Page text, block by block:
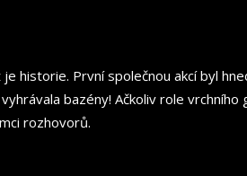
První společnou akcí byl
bazény! Ačkoliv role
rozhovorů.